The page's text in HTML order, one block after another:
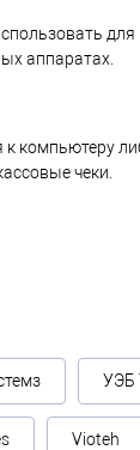
аппаратах.
компьютеру
чеки.
УЭБ
Vioteh